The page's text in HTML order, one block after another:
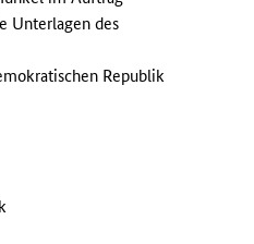
Unterlagen des
Republik